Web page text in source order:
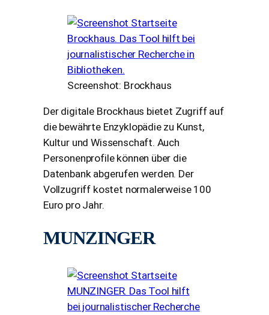
Screenshot: Brockhaus
Der digitale Brockhaus bietet Zugriff auf
die bewährte Enzyklopädie zu Kunst,
Kultur und Wissenschaft. Auch
Personenprofile können über die
Datenbank abgerufen werden. Der
Vollzugriff kostet normalerweise 100
Euro pro Jahr.
MUNZINGER